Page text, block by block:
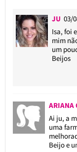
JU 03/
Isa, foi
mim
um
Beijos
ARIANA
Ai ju, a
uma
Beijo e